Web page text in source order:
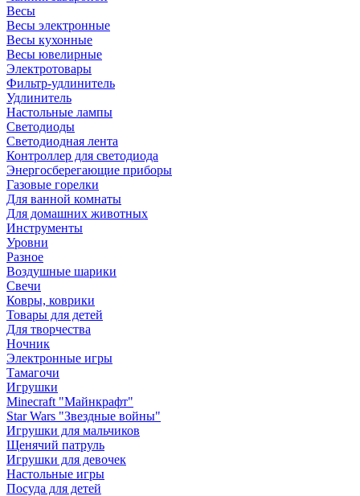
Весы
Весы электронные
Весы кухонные
Весы ювелирные
Электротовары
Фильтр-удлинитель
Удлинитель
Настольные лампы
Светодиоды
Светодиодная лента
Контроллер для светодиода
Энергосберегающие приборы
Газовые горелки
Для ванной комнаты
Для домашних животных
Инструменты
Уровни
Разное
Воздушные шарики
Свечи
Ковры, коврики
Товары для детей
Для творчества
Ночник
Электронные игры
Тамагочи
Игрушки
Minecraft "Майнкрафт"
Star Wars "Звездные войны"
Игрушки для мальчиков
Щенячий патруль
Игрушки для девочек
Настольные игры
Посуда для детей